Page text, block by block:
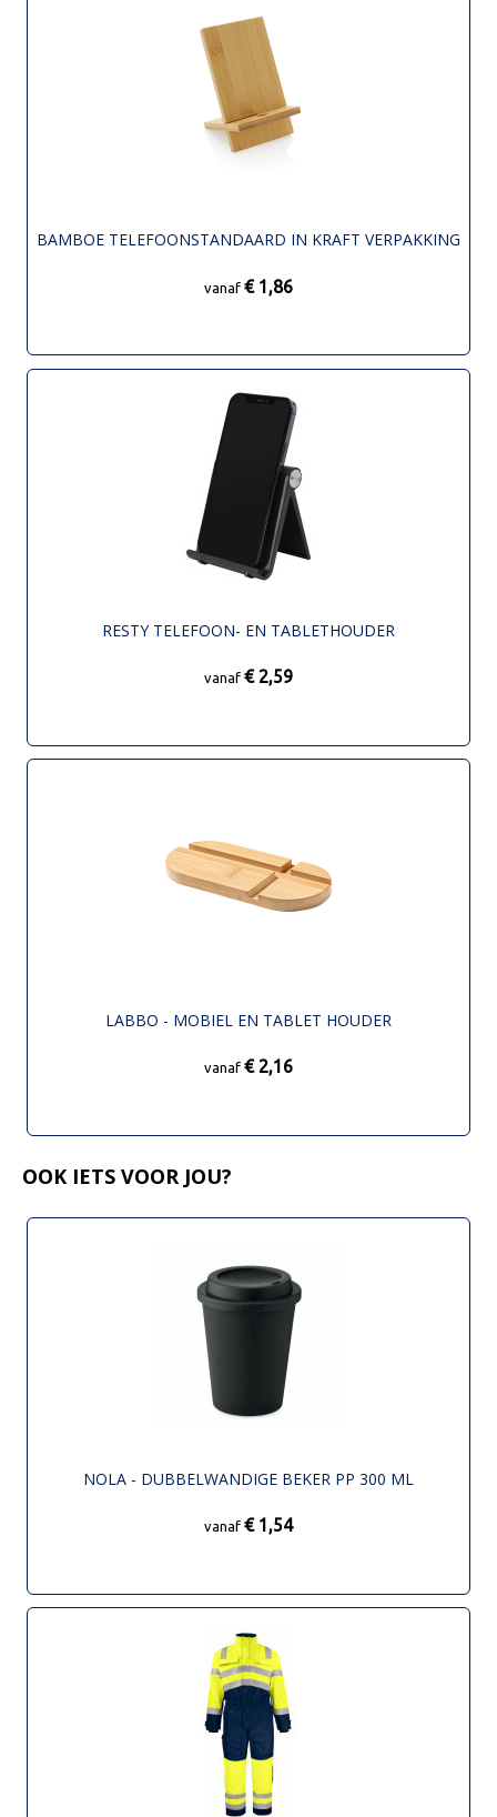
BAMBOE TELEFOONSTANDAARD IN KRAFT VERPAKKING
vanaf € 1,86
RESTY TELEFOON- EN TABLETHOUDER
vanaf € 2,59
LABBO - MOBIEL EN TABLET HOUDER
vanaf € 2,16
OOK IETS VOOR JOU?
NOLA - DUBBELWANDIGE BEKER PP 300 ML
vanaf € 1,54